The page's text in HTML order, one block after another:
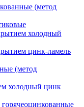
(метод
холодный
цинк-ламель
(метод
холодный цинк
горячеоцинкованные